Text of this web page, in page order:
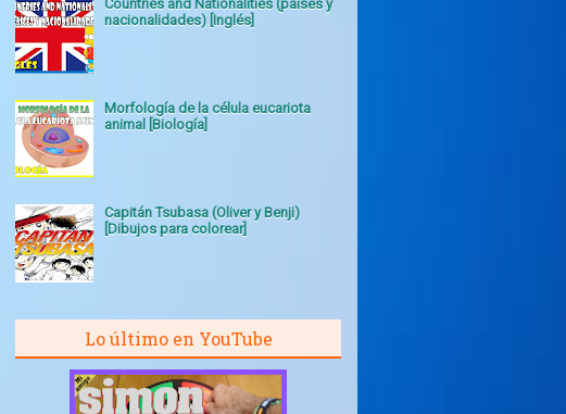
Countries and Nationalities (países y
nacionalidades) [Inglés]
Morfología de la célula eucariota
animal [Biología]
Capitán Tsubasa (Oliver y Benji)
[Dibujos para colorear]
Lo último en YouTube